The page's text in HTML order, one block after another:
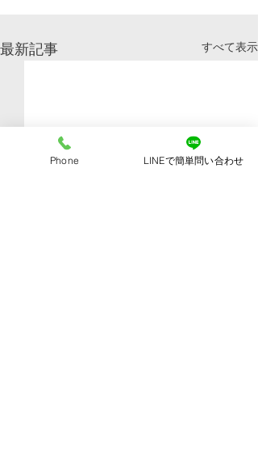
最新記事 すべて表示
Phone LINEで簡単問い合わせ